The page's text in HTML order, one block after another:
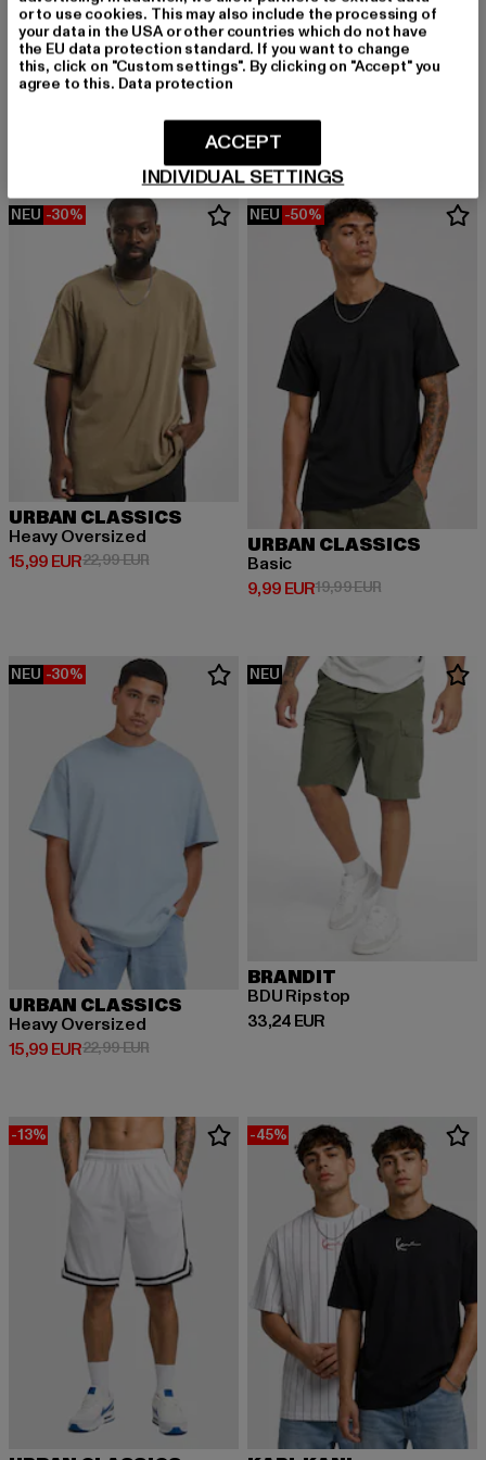
URBAN CLASSICS
Derzeitiger Preis: 29,99 EURAktionspreis: 49,99 EUR
URBAN CLASSICS
Stripes Mesh Shorts
NEU -30%
URBAN CLASSICS
Heavy Oversized
15,99 EUR
Derzeitiger Preis: 15,99 EUR
22,99 EURAktionspreis: 22,99 EUR
NEU -50%
URBAN CLASSICS
Basic
9,99 EUR
Derzeitiger Preis: 9,99 EUR
19,99 EURAktionspreis:
NEU -30%
URBAN CLASSICS
Heavy Oversized
15,99 EUR
Derzeitiger Preis: 15,99 EUR
22,99 EURAktionspreis: 22,99 EUR
NEU
BRANDIT
BDU Ripstop
33,24 EUR
Derzeitiger Preis: 33,24 EUR
-13% -45%
or to use cookies. This may also include the processing of
your data in the USA or other countries which do not have
the EU data protection standard. If you want to change
this, click on "Custom settings". By clicking on "Accept" you
agree to this. Data protection
INDIVIDUAL SETTINGS
ACCEPT